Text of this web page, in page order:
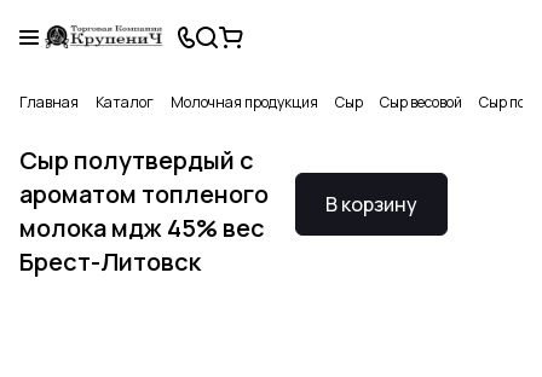
Главная Каталог Молочная продукция Сыр Сыр весовой Сыр
Сыр полутвердый с
ароматом топленого
молока мдж 45% вес
Брест-Литовск
В корзину